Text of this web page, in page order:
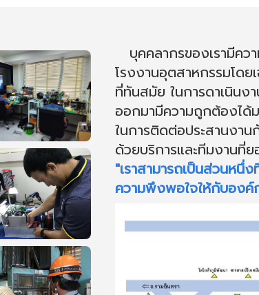
บุคคลากรของเรามีคว
โรงงานอุตสาหกรรมโด
ที่ทันสมัย ในการดาเนินง
ออกมามีความถูกต้องได้
ในการติดต่อประสานงา
ด้วยบริการและทีมงานที่ย
"เราสามารถเป็นส่วนหนึ่
ความพึงพอใจให้กับองค์